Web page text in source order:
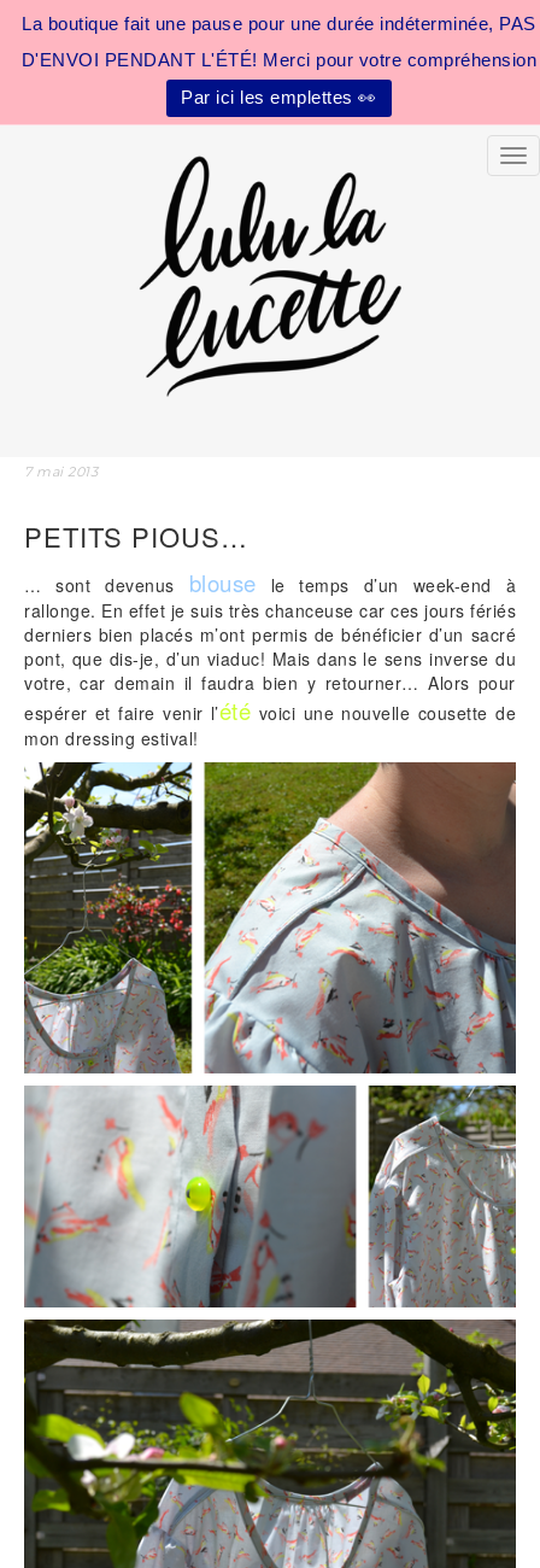
La boutique fait une pause pour une durée indéterminée, PAS
D'ENVOI PENDANT L'ÉTÉ! Merci pour votre compréhension
Par ici les emplettes 👀
7 mai 2013
PETITS PIOUS…
… sont devenus blouse le temps d’un week-end à
rallonge. En effet je suis très chanceuse car ces jours fériés
derniers bien placés m’ont permis de bénéficier d’un sacré
pont, que dis-je, d’un viaduc! Mais dans le sens inverse du
votre, car demain il faudra bien y retourner… Alors pour
espérer et faire venir l’été voici une nouvelle cousette de
mon dressing estival!